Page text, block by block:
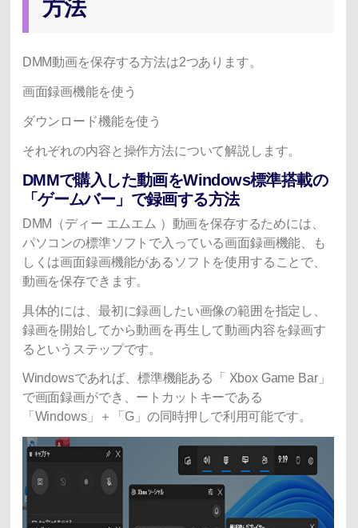
方法
DMM動画を保存する方法は2つあります。
画面録画機能を使う
ダウンロード機能を使う
それぞれの内容と操作方法について解説します。
DMMで購入した動画をWindows標準搭載の
「ゲームバー」で録画する方法
DMM（ディー エムエム ）動画を保存するためには、
パソコンの標準ソフトで入っている画面録画機能、も
しくは画面録画機能があるソフトを使用することで、
動画を保存できます。
具体的には、最初に録画したい画像の範囲を指定し、
録画を開始してから動画を再生して動画内容を録画す
るというステップです。
Windowsであれば、標準機能ある「 Xbox Game Bar」
で画面録画ができ、ートカットキーである
「Windows」＋「G」の同時押しで利用可能です。